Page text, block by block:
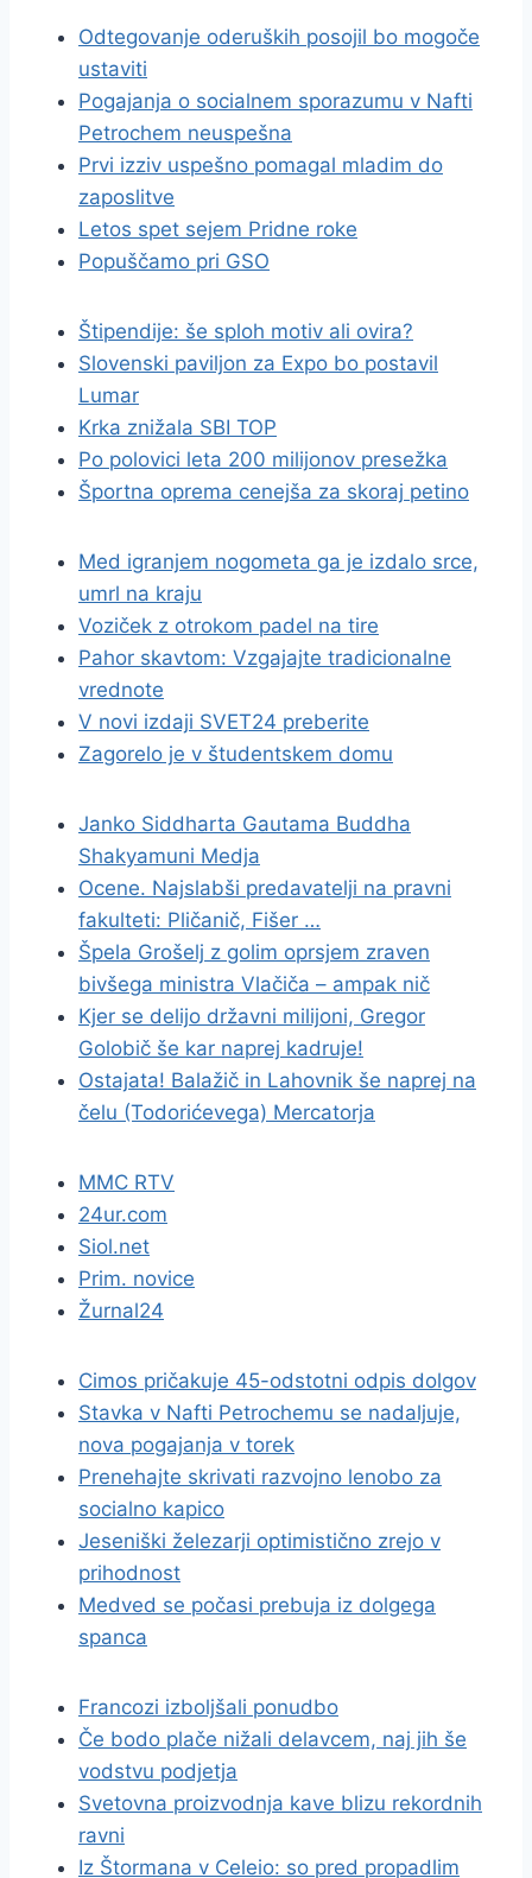
Odtegovanje oderuških posojil bo mogoče
ustaviti
Pogajanja o socialnem sporazumu v Nafti
Petrochem neuspešna
Prvi izziv uspešno pomagal mladim do
zaposlitve
Letos spet sejem Pridne roke
Popuščamo pri GSO
Štipendije: še sploh motiv ali ovira?
Slovenski paviljon za Expo bo postavil
Lumar
Krka znižala SBI TOP
Po polovici leta 200 milijonov presežka
Športna oprema cenejša za skoraj petino
Med igranjem nogometa ga je izdalo srce,
umrl na kraju
Voziček z otrokom padel na tire
Pahor skavtom: Vzgajajte tradicionalne
vrednote
V novi izdaji SVET24 preberite
Zagorelo je v študentskem domu
Janko Siddharta Gautama Buddha
Shakyamuni Medja
Ocene. Najslabši predavatelji na pravni
fakulteti: Pličanič, Fišer …
Špela Grošelj z golim oprsjem zraven
bivšega ministra Vlačiča – ampak nič
Kjer se delijo državni milijoni, Gregor
Golobič še kar naprej kadruje!
Ostajata! Balažič in Lahovnik še naprej na
čelu (Todorićevega) Mercatorja
MMC RTV
24ur.com
Siol.net
Prim. novice
Žurnal24
Cimos pričakuje 45-odstotni odpis dolgov
Stavka v Nafti Petrochemu se nadaljuje,
nova pogajanja v torek
Prenehajte skrivati razvojno lenobo za
socialno kapico
Jeseniški železarji optimistično zrejo v
prihodnost
Medved se počasi prebuja iz dolgega
spanca
Francozi izboljšali ponudbo
Če bodo plače nižali delavcem, naj jih še
vodstvu podjetja
Svetovna proizvodnja kave blizu rekordnih
ravni
Iz Štormana v Celeio: so pred propadlim